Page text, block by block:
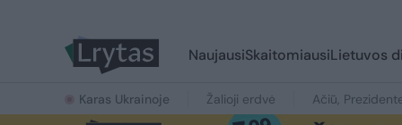
NaujausiSkaitomiausiLietuvos
Karas Ukrainoje Žalioji erdvė Ačiū,